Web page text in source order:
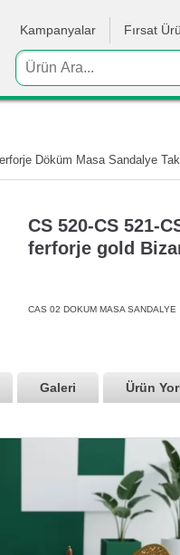
Kampanyalar Fırsat
Döküm Masa Sandalye
CS 520-CS 521-
ferforje gold
CAS 02 DOKUM MASA SANDALYE
Galeri Ürün